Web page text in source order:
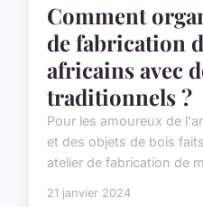
Comment
de fabrication
africains avec
traditionnels ?
Pour les amoureux de
et des objets de bois
atelier de fabrication de
21 janvier 2024